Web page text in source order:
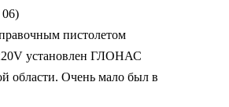
06)
пистолетом
установлен ГЛОНАС
области. Очень мало был в